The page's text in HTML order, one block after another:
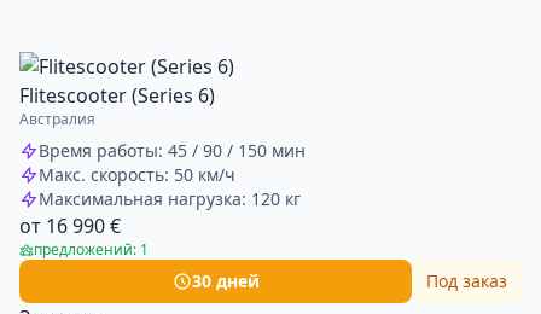
Flitescooter (Series 6)
Австралия
Время работы: 45 / 90 / 150 мин
Макс. скорость: 50 км/ч
Максимальная нагрузка: 120 кг
от 16 990 €
предложений: 1
30 дней Под заказ